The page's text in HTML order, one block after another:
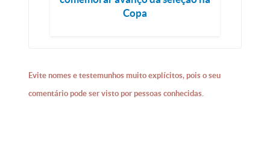
Copa
Evite nomes e testemunhos muito explícitos, pois o seu
comentário pode ser visto por pessoas conhecidas.